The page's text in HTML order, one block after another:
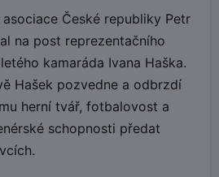
České republiky Petr
na post reprezentačního
kamaráda Ivana Haška.
Hašek pozvedne a odbrzdí
herní tvář, fotbalovost a
schopnosti předat